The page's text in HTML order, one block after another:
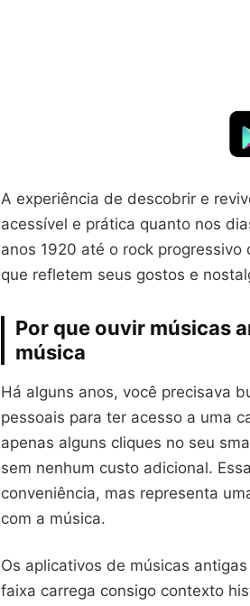
A experiência de descobrir e
acessível e prática quanto nos
anos 1920 até o rock
que refletem seus gostos e
Por que ouvir músicas
música
Há alguns anos, você precisava
pessoais para ter acesso a uma
apenas alguns cliques no seu
sem nenhum custo adicional.
conveniência, mas representa
com a música.
Os aplicativos de músicas
faixa carrega consigo contexto